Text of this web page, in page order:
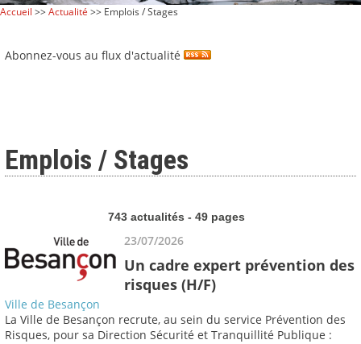
Accueil >>Actualité >> Emplois / Stages
Abonnez-vous au flux d'actualité
Emplois / Stages
743 actualités - 49 pages
23/07/2026
Un cadre expert prévention des
risques (H/F)
Ville de Besançon
La Ville de Besançon recrute, au sein du service Prévention des
Risques, pour sa Direction Sécurité et Tranquillité Publique :